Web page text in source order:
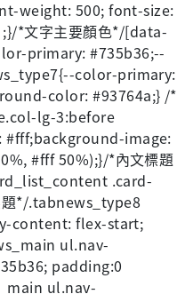
weight: 500; font-size:
*文字主要顏色*/[data-
primary: #735b36;--
color-primary:
color: #93764a;} /*
lg-3:before
image:
#fff 50%);}/*內文標題
.card-
*/.tabnews_type8
content: flex-start;
ul.nav-
padding:0
ul.nav-